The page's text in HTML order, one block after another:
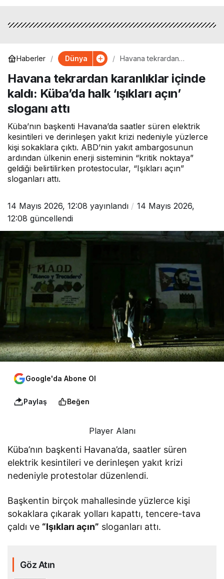
Haberler Dünya
Havana tekrardan
Küba’da halk ‘ışıkları açın’
sloganı attı
Havana tekrardan karanlıklar içinde
kaldı: Küba’da halk ‘ışıkları açın’
sloganı attı
Küba’nın başkenti Havana’da saatler süren elektrik
kesintileri ve derinleşen yakıt krizi nedeniyle yüzlerce
kişi sokaklara çıktı. ABD’nin yakıt ambargosunun
ardından ülkenin enerji sisteminin “kritik noktaya”
geldiği belirtilirken protestocular, “Işıkları açın”
sloganları attı.
14 Mayıs 2026, 12:08 yayınlandı
14 Mayıs 2026,
12:08 güncellendi
Google'da Abone Ol
Paylaş Beğen
Player Alanı
Küba’nın başkenti Havana’da, saatler süren
elektrik kesintileri ve derinleşen yakıt krizi
nedeniyle protestolar düzenlendi.
Başkentin birçok mahallesinde yüzlerce kişi
sokaklara çıkarak yolları kapattı, tencere-tava
çaldı ve “Işıkları açın” sloganları attı.
Göz Atın